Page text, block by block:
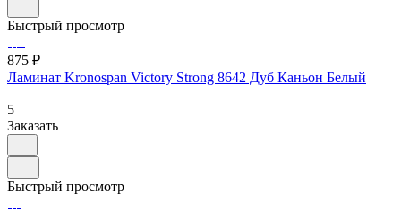
Быстрый просмотр
875 ₽
Ламинат Kronospan Victory Strong 8642 Дуб Каньон Белый
5
Заказать
Быстрый просмотр